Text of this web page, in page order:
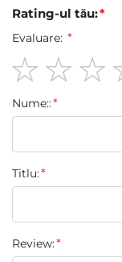
Rating-ul tău:
Evaluare:
star
stars
stars
stars
stars
Nume::
Titlu:
Review: